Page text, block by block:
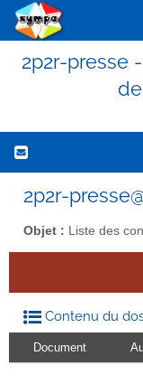
2p2r-presse
2p2r-
Objet : Liste des
Contenu du
Document